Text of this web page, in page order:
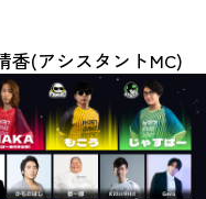
香(アシスタントMC)